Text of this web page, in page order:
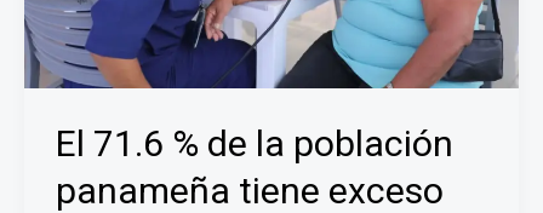
obesidad
en
Panamá
El 71.6 % de la población
panameña tiene exceso